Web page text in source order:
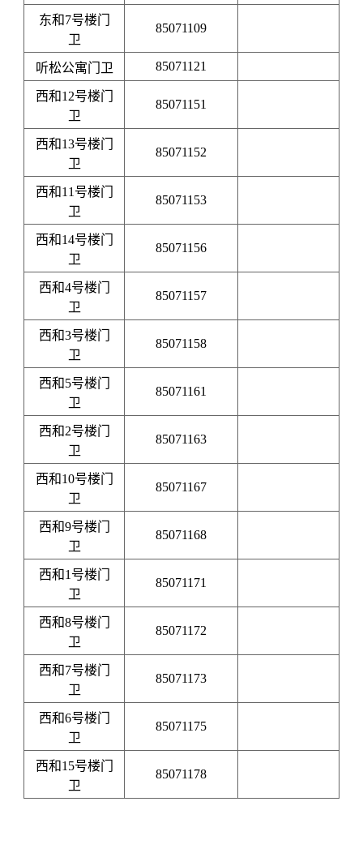
东和7号楼门
卫
85071109
听松公寓门卫 85071121
西和12号楼门
卫
85071151
西和13号楼门
卫
85071152
西和11号楼门
卫
85071153
西和14号楼门
卫
85071156
西和4号楼门
卫
85071157
西和3号楼门
卫
85071158
西和5号楼门
卫
85071161
西和2号楼门
卫
85071163
西和10号楼门
卫
85071167
西和9号楼门
卫
85071168
西和1号楼门
卫
85071171
西和8号楼门
卫
85071172
西和7号楼门
卫
85071173
西和6号楼门
卫
85071175
西和15号楼门
卫
85071178